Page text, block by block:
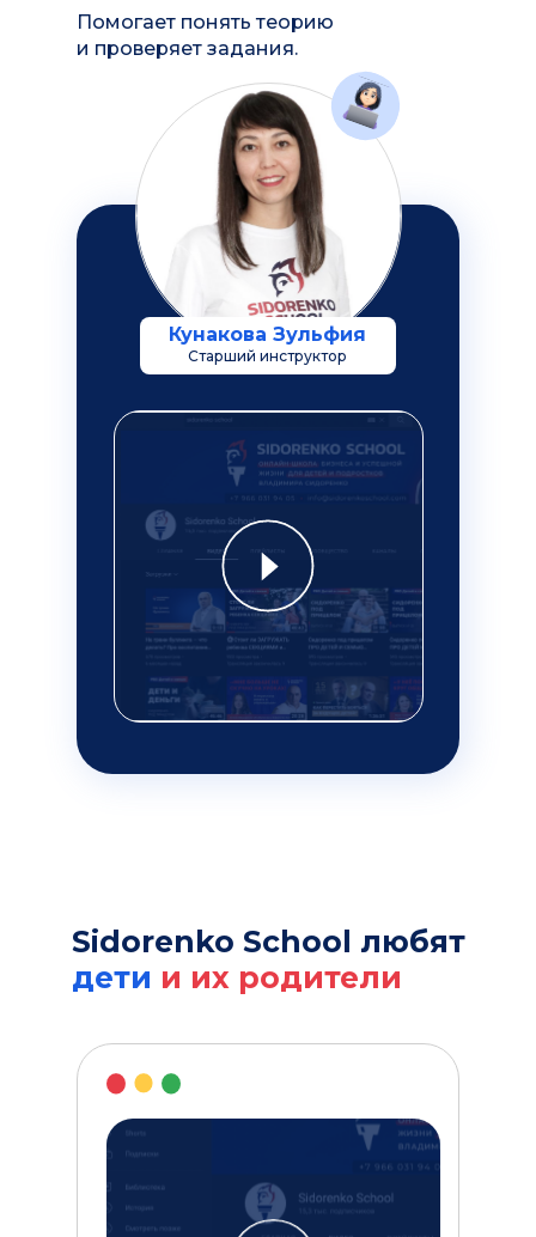
Помогает понять теорию
и проверяет задания.
Старший инструктор
Кунакова Зульфия
Sidorenko School любят
дети и их родители
Свайпай влево